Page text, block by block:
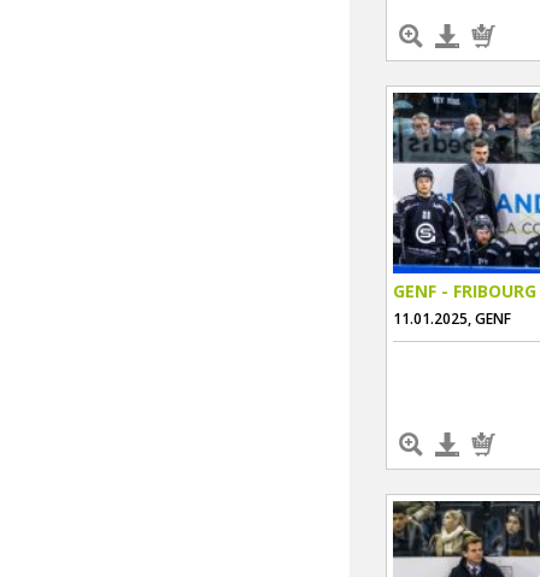
GENF - FRIBOURG
11.01.2025, GENF